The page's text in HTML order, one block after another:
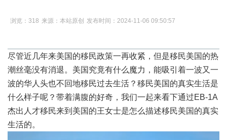
浏览：318 来源：本站原创 发布时间：2024-11-06 09:50:57
尽管近几年来美国的移民政策一再收紧，但是移民美国的热
潮丝毫没有消退。美国究竟有什么魔力，能吸引着一波又一
波的华人头也不回地移民过去生活？移民美国的真实生活是
什么样子呢？带着满腹的好奇，我们一起来看下通过EB-1A
杰出人才移民来到美国的王女士是怎么描述移民美国的真实
生活的。